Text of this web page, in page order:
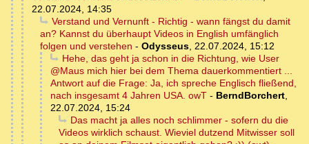
22.07.2024, 14:35
Verstand und Vernunft - Richtig - wann fängst du damit
an? Kannst du überhaupt Videos in English umfänglich
folgen und verstehen - Odysseus, 22.07.2024, 15:12
Hehe, das geht ja schon in die Richtung, wie User
@Maus mich hier bei dem Thema dauerkommentiert ...
Antwort auf die Frage: Ja, ich spreche Englisch fließend,
nach insgesamt 4 Jahren USA. owT - BerndBorchert,
22.07.2024, 15:24
Das macht ja alles noch schlimmer - sofern du die
Videos wirklich schaust. Wieviel dutzend Mitwisser soll